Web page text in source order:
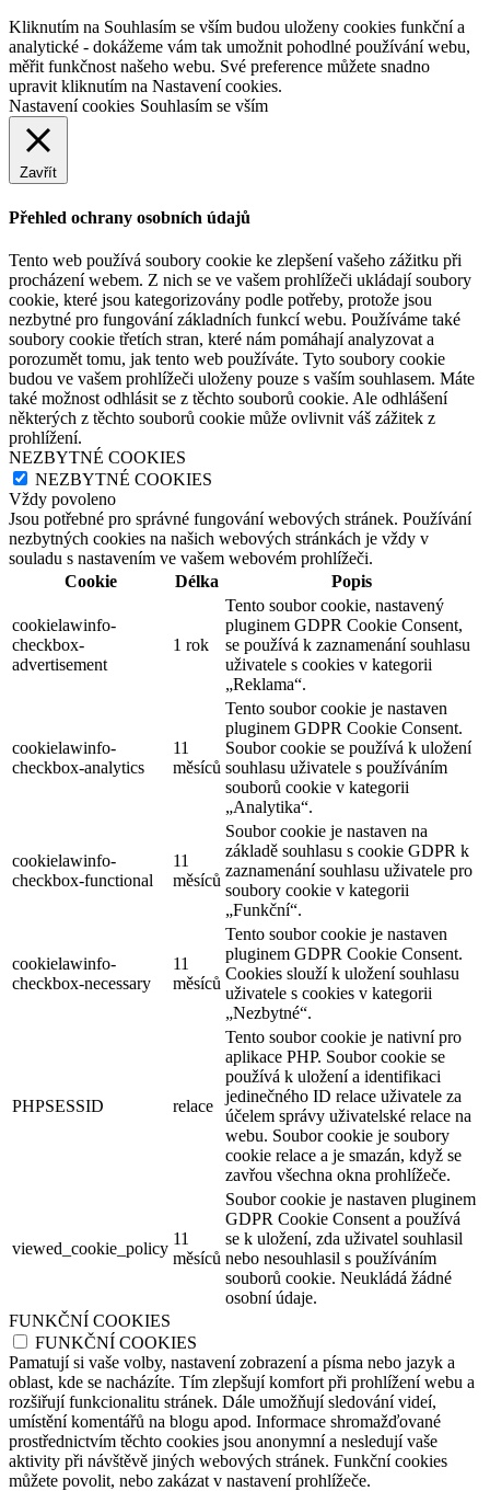
Kliknutím na Souhlasím se vším budou uloženy cookies funkční a
analytické - dokážeme vám tak umožnit pohodlné používání webu,
měřit funkčnost našeho webu. Své preference můžete snadno
upravit kliknutím na Nastavení cookies.
Nastavení cookies Souhlasím se vším
Zavřít
Přehled ochrany osobních údajů
Tento web používá soubory cookie ke zlepšení vašeho zážitku při
procházení webem. Z nich se ve vašem prohlížeči ukládají soubory
cookie, které jsou kategorizovány podle potřeby, protože jsou
nezbytné pro fungování základních funkcí webu. Používáme také
soubory cookie třetích stran, které nám pomáhají analyzovat a
porozumět tomu, jak tento web používáte. Tyto soubory cookie
budou ve vašem prohlížeči uloženy pouze s vaším souhlasem. Máte
také možnost odhlásit se z těchto souborů cookie. Ale odhlášení
některých z těchto souborů cookie může ovlivnit váš zážitek z
prohlížení.
NEZBYTNÉ COOKIES
NEZBYTNÉ COOKIES
Vždy povoleno
Jsou potřebné pro správné fungování webových stránek. Používání
nezbytných cookies na našich webových stránkách je vždy v
souladu s nastavením ve vašem webovém prohlížeči.
Cookie
Délka Popis
cookielawinfo-
checkbox-
advertisement
1 rok
Tento soubor cookie, nastavený
pluginem GDPR Cookie Consent,
se používá k zaznamenání souhlasu
uživatele s cookies v kategorii
„Reklama“.
cookielawinfo-
checkbox-analytics
11
měsíců
Tento soubor cookie je nastaven
pluginem GDPR Cookie Consent.
Soubor cookie se používá k uložení
souhlasu uživatele s používáním
souborů cookie v kategorii
„Analytika“.
cookielawinfo-
checkbox-functional
11
měsíců
Soubor cookie je nastaven na
základě souhlasu s cookie GDPR k
zaznamenání souhlasu uživatele pro
soubory cookie v kategorii
„Funkční“.
cookielawinfo-
checkbox-necessary
11
měsíců
Tento soubor cookie je nastaven
pluginem GDPR Cookie Consent.
Cookies slouží k uložení souhlasu
uživatele s cookies v kategorii
„Nezbytné“.
PHPSESSID relace
Tento soubor cookie je nativní pro
aplikace PHP. Soubor cookie se
používá k uložení a identifikaci
jedinečného ID relace uživatele za
účelem správy uživatelské relace na
webu. Soubor cookie je soubory
cookie relace a je smazán, když se
zavřou všechna okna prohlížeče.
viewed_cookie_policy
11
měsíců
Soubor cookie je nastaven pluginem
GDPR Cookie Consent a používá
se k uložení, zda uživatel souhlasil
nebo nesouhlasil s používáním
souborů cookie. Neukládá žádné
osobní údaje.
FUNKČNÍ COOKIES
FUNKČNÍ COOKIES
Pamatují si vaše volby, nastavení zobrazení a písma nebo jazyk a
oblast, kde se nacházíte. Tím zlepšují komfort při prohlížení webu a
rozšiřují funkcionalitu stránek. Dále umožňují sledování videí,
umístění komentářů na blogu apod. Informace shromažďované
prostřednictvím těchto cookies jsou anonymní a nesledují vaše
aktivity při návštěvě jiných webových stránek. Funkční cookies
můžete povolit, nebo zakázat v nastavení prohlížeče.